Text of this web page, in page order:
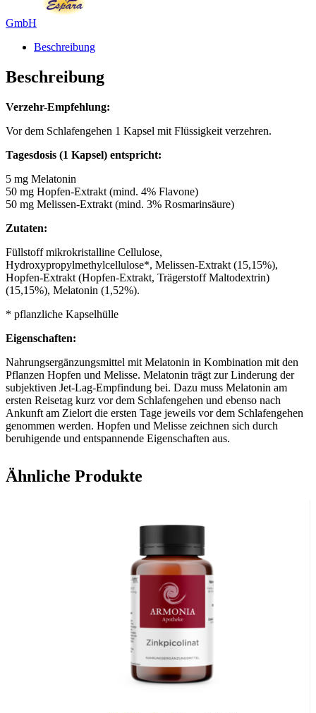
GmbH
Beschreibung
Beschreibung
Verzehr-Empfehlung:
Vor dem Schlafengehen 1 Kapsel mit Flüssigkeit verzehren.
Tagesdosis (1 Kapsel) entspricht:
5 mg Melatonin
50 mg Hopfen-Extrakt (mind. 4% Flavone)
50 mg Melissen-Extrakt (mind. 3% Rosmarinsäure)
Zutaten:
Füllstoff mikrokristalline Cellulose,
Hydroxypropylmethylcellulose*, Melissen-Extrakt (15,15%),
Hopfen-Extrakt (Hopfen-Extrakt, Trägerstoff Maltodextrin)
(15,15%), Melatonin (1,52%).
* pflanzliche Kapselhülle
Eigenschaften:
Nahrungsergänzungsmittel mit Melatonin in Kombination mit den
Pflanzen Hopfen und Melisse. Melatonin trägt zur Linderung der
subjektiven Jet-Lag-Empfindung bei. Dazu muss Melatonin am
ersten Reisetag kurz vor dem Schlafengehen und ebenso nach
Ankunft am Zielort die ersten Tage jeweils vor dem Schlafengehen
genommen werden. Hopfen und Melisse zeichnen sich durch
beruhigende und entspannende Eigenschaften aus.
dauerhaft verwenden, sensible Personen (Kinder/Jugendliche,
Nahrungsergänzungsmittel stellen keinen Ersatz für eine
abwechslungsreiche und ausgewogene Ernährung sowie für eine
gesunde Lebensweise dar. Die angegebene empfohlene Tagesdosis
Ähnliche Produkte